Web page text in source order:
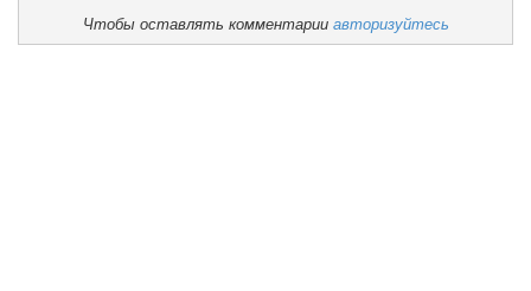
Чтобы оставлять комментарии авторизуйтесь